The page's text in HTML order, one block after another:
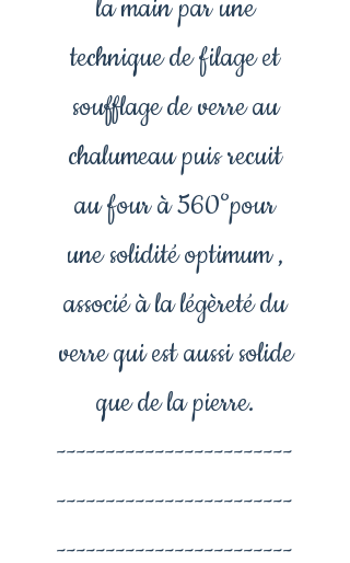
la main par une
technique de filage et
soufflage de verre au
chalumeau puis recuit
au four à 560°pour
une solidité optimum ,
associé à la légèreté du
verre qui est aussi solide
que de la pierre.
------------------------
------------------------
------------------------